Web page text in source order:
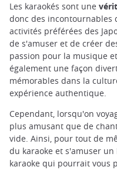
Les karaokés sont une
donc des incontournables
activités préférées des
de s'amuser et de créer
passion pour la musique
également une façon
mémorables dans la
expérience authentique.
Cependant, lorsqu'on
plus amusant que de
vide. Ainsi, pour tout de
du karaoke et s'amuser
karaoke qui pourrait vous